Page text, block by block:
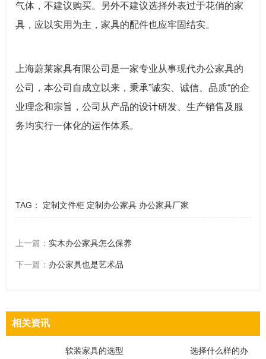
气体，不建议购买。另外不建议选择外表过于花俏的家
具，应以实用为主，家具的配件也应牢固结实。
上海蔚莱家具有限公司是一家专业从事现代办公家具的
公司，本公司自成立以来，秉承”诚实、诚信、品质“的企
业理念和宗旨，公司从产品的设计研发、生产销售及服
务均实行一体化的运作体系。
TAG： 定制文件柜 定制办公家具 办公家具厂家
上一篇： 实木办公家具怎么保养
下一篇： 办公家具也是艺术品
相关资讯
软装家具的选型
选择什么样的办